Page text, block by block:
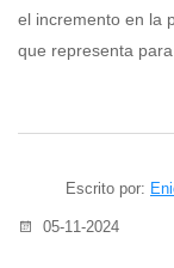
el incremento en la
que representa
Escrito por:
05-11-2024